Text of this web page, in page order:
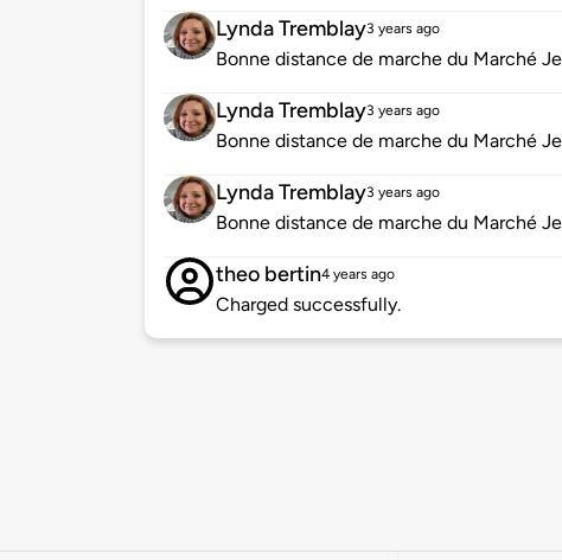
Lynda Tremblay3 years ago
Bonne distance de marche du Marché
Lynda Tremblay3 years ago
Bonne distance de marche du Marché
Lynda Tremblay3 years ago
Bonne distance de marche du Marché
theo bertin4 years ago
Charged successfully.